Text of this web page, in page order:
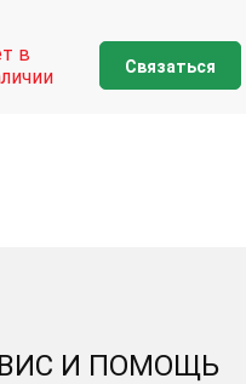
в
Связаться
И ПОМОЩЬ